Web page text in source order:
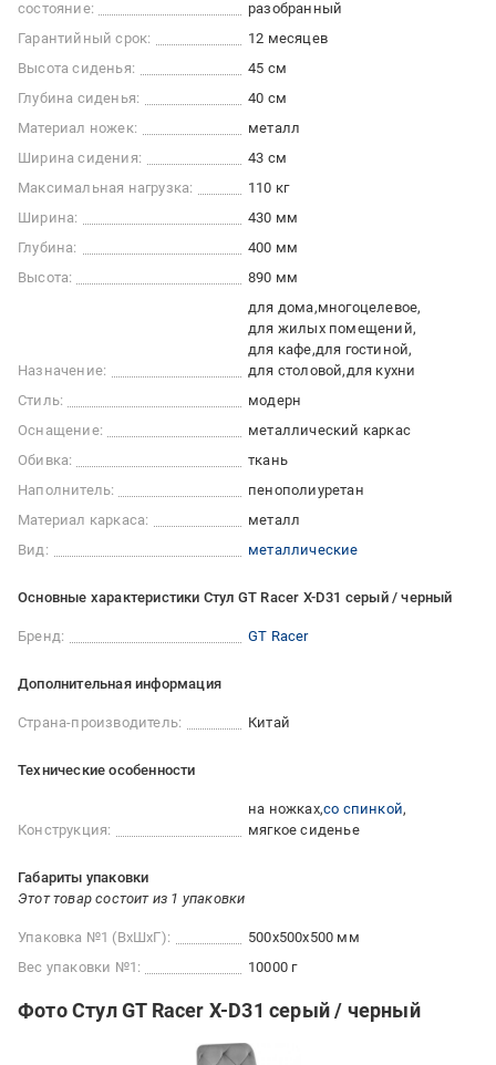
состояние:
разобранный
Гарантийный срок:
12 месяцев
Высота сиденья:
45 см
Глубина сиденья:
40 см
Материал ножек:
металл
Ширина сидения:
43 см
Максимальная нагрузка:
110 кг
Ширина:
430 мм
Глубина:
400 мм
Высота:
890 мм
Назначение:
для дома многоцелевое
для жилых помещений
для кафе для гостиной
для столовой для кухни
Стиль:
модерн
Оснащение:
металлический каркас
Обивка:
ткань
Наполнитель:
пенополиуретан
Материал каркаса:
металл
Вид:
металлические
Основные характеристики Стул GT Racer X-D31 серый / черный
Бренд: GT Racer
Дополнительная информация
Страна-производитель: Китай
Технические особенности
Конструкция:
на ножках со спинкой
мягкое сиденье
Габариты упаковки
Этот товар состоит из 1 упаковки
Упаковка №1 (ВхШхГ):
500x500x500 мм
Вес упаковки №1:
10000 г
Фото Стул GT Racer X-D31 серый / черный